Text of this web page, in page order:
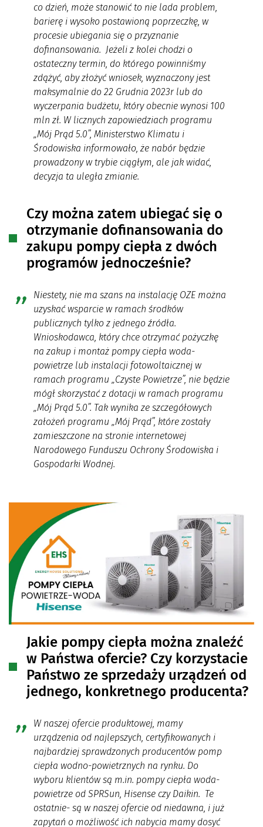
co dzień, może stanowić to nie lada problem,
barierę i wysoko postawioną poprzeczkę, w
procesie ubiegania się o przyznanie
dofinansowania. Jeżeli z kolei chodzi o
ostateczny termin, do którego powinniśmy
zdążyć, aby złożyć wniosek, wyznaczony jest
maksymalnie do 22 Grudnia 2023r lub do
wyczerpania budżetu, który obecnie wynosi 100
mln zł. W licznych zapowiedziach programu
„Mój Prąd 5.0”, Ministerstwo Klimatu i
Środowiska informowało, że nabór będzie
prowadzony w trybie ciągłym, ale jak widać,
decyzja ta uległa zmianie.
Czy można zatem ubiegać się o
otrzymanie dofinansowania do
zakupu pompy ciepła z dwóch
programów jednocześnie?
Niestety, nie ma szans na instalację OZE można
uzyskać wsparcie w ramach środków
publicznych tylko z jednego źródła.
Wnioskodawca, który chce otrzymać pożyczkę
na zakup i montaż pompy ciepła woda-
powietrze lub instalacji fotowoltaicznej w
ramach programu „Czyste Powietrze”, nie będzie
mógł skorzystać z dotacji w ramach programu
„Mój Prąd 5.0”. Tak wynika ze szczegółowych
założeń programu „Mój Prąd”, które zostały
zamieszczone na stronie internetowej
Narodowego Funduszu Ochrony Środowiska i
Gospodarki Wodnej.
Jakie pompy ciepła można znaleźć
w Państwa ofercie? Czy korzystacie
Państwo ze sprzedaży urządzeń od
jednego, konkretnego producenta?
W naszej ofercie produktowej, mamy
urządzenia od najlepszych, certyfikowanych i
najbardziej sprawdzonych producentów pomp
ciepła wodno-powietrznych na rynku. Do
wyboru klientów są m.in. pompy ciepła woda-
powietrze od SPRSun, Hisense czy Daikin. Te
ostatnie- są w naszej ofercie od niedawna, i już
zapytań o możliwość ich nabycia mamy dosyć